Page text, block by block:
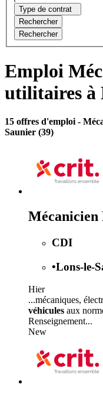
Type de contrat
Rechercher
Rechercher
Emploi
utilitaires à
15 offres d'emploi -
Saunier (39)
Mécanicien
CDI
•Lons-le-
Hier
...mécaniques,
véhicules aux
Renseignement...
New